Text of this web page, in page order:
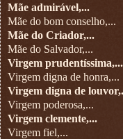
Mãe admirável,...
Mãe do bom conselho,...
Mãe do Criador,...
Mãe do Salvador,...
Virgem prudentíssima,...
Virgem digna de honra,...
Virgem digna de
Virgem poderosa,...
Virgem clemente,...
Virgem fiel,...